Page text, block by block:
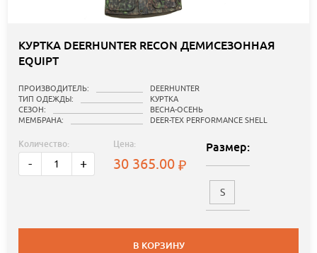
КУРТКА DEERHUNTER RECON ДЕМИСЕЗОННАЯ
EQUIPT
ПРОИЗВОДИТЕЛЬ:
DEERHUNTER
ТИП ОДЕЖДЫ:
КУРТКА
СЕЗОН:
ВЕСНА-ОСЕНЬ
МЕМБРАНА:
DEER-TEX PERFORMANCE SHELL
Количество:
- +
Цена:
30 365.00
Размер:
S
В КОРЗИНУ